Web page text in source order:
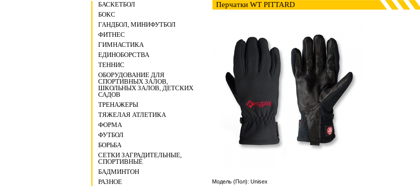
БАСКЕТБОЛ
БОКС
ГАНДБОЛ, МИНИФУТБОЛ
ФИТНЕС
ГИМНАСТИКА
ЕДИНОБОРСТВА
ТЕННИС
ОБОРУДОВАНИЕ ДЛЯ
СПОРТИВНЫХ ЗАЛОВ,
ШКОЛЬНЫХ ЗАЛОВ, ДЕТСКИХ
САДОВ
ТРЕНАЖЕРЫ
ТЯЖЕЛАЯ АТЛЕТИКА
ФОРМА
ФУТБОЛ
БОРЬБА
СЕТКИ ЗАГРАДИТЕЛЬНЫЕ,
СПОРТИВНЫЕ
БАДМИНТОН
РАЗНОЕ
Перчатки WT PITTARD
Модель (Пол): Unisex